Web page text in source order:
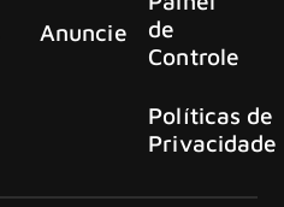
Anuncie
de
Controle
Políticas de
Privacidade